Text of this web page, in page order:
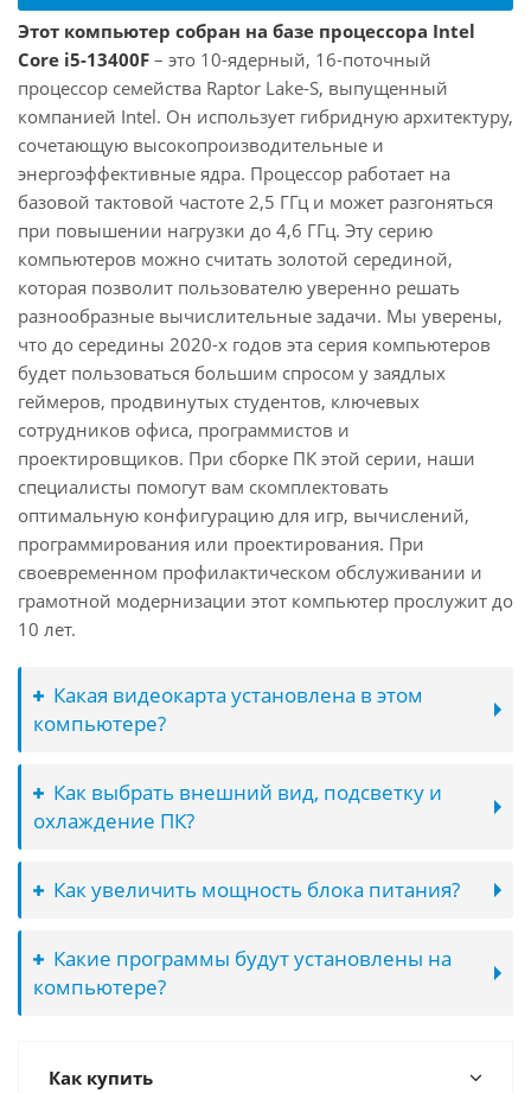
Этот компьютер собран на базе процессора Intel
Core i5-13400F – это 10-ядерный, 16-поточный
процессор семейства Raptor Lake-S, выпущенный
компанией Intel. Он использует гибридную архитектуру,
сочетающую высокопроизводительные и
энергоэффективные ядра. Процессор работает на
базовой тактовой частоте 2,5 ГГц и может разгоняться
при повышении нагрузки до 4,6 ГГц. Эту серию
компьютеров можно считать золотой серединой,
которая позволит пользователю уверенно решать
разнообразные вычислительные задачи. Мы уверены,
что до середины 2020-х годов эта серия компьютеров
будет пользоваться большим спросом у заядлых
геймеров, продвинутых студентов, ключевых
сотрудников офиса, программистов и
проектировщиков. При сборке ПК этой серии, наши
специалисты помогут вам скомплектовать
оптимальную конфигурацию для игр, вычислений,
программирования или проектирования. При
своевременном профилактическом обслуживании и
грамотной модернизации этот компьютер прослужит до
10 лет.
Какая видеокарта установлена в этом
компьютере?
Как выбрать внешний вид, подсветку и
охлаждение ПК?
Как увеличить мощность блока питания?
Какие программы будут установлены на
компьютере?
Как купить